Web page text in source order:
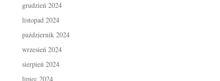
grudzień 2024
listopad 2024
październik 2024
wrzesień 2024
sierpień 2024
lipiec 2024